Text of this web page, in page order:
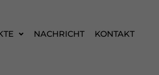
NACHRICHT KONTAKT